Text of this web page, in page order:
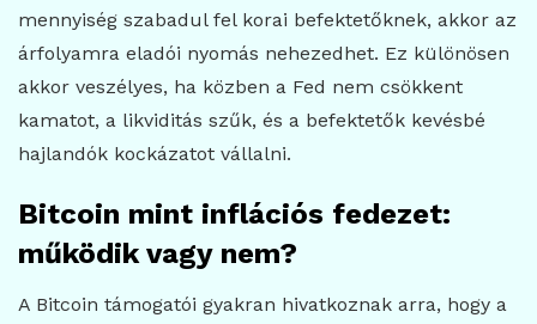
mennyiség szabadul fel korai befektetőknek, akkor az
árfolyamra eladói nyomás nehezedhet. Ez különösen
akkor veszélyes, ha közben a Fed nem csökkent
kamatot, a likviditás szűk, és a befektetők kevésbé
hajlandók kockázatot vállalni.
Bitcoin mint inflációs fedezet:
működik vagy nem?
A Bitcoin támogatói gyakran hivatkoznak arra, hogy a